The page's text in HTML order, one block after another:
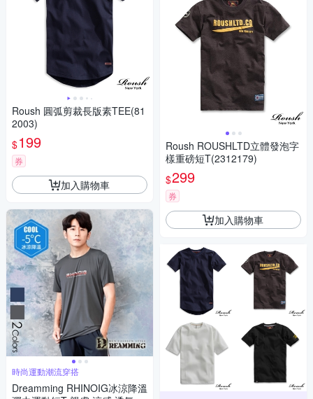
Roush 圓弧剪裁長版素TEE(81
2003)
$199
券
加入購物車
時尚運動潮流穿搭
Dreamming RHINOIG冰涼降溫
Roush ROUSHLTD立體發泡字
樣重磅短T(2312179)
$299
券
加入購物車